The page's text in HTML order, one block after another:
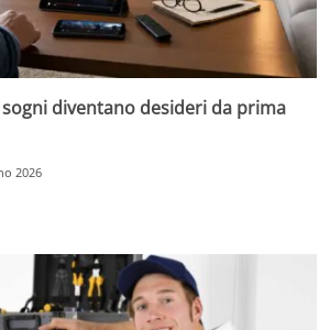
diventano desideri da prima
2026